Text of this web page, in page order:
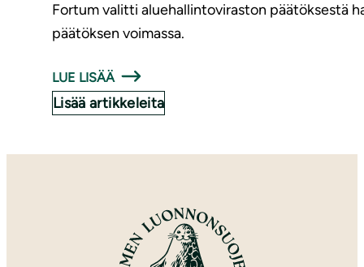
Fortum valitti aluehallintoviraston päätöksestä
päätöksen voimassa.
LUE LISÄÄ
Lisää artikkeleita